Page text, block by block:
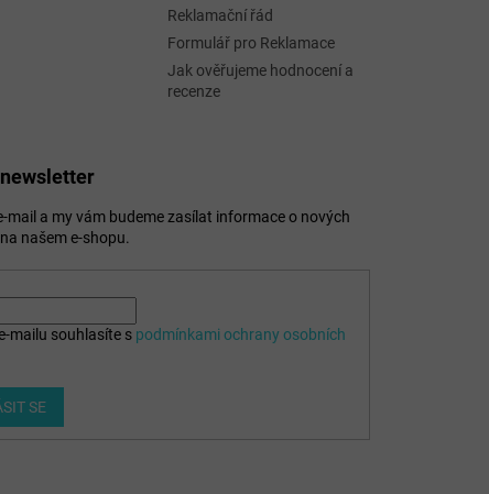
Reklamační řád
Formulář pro Reklamace
Jak ověřujeme hodnocení a
recenze
mail a my vám budeme zasílat informace o nových
našem e-shopu.
mailu souhlasíte s podmínkami ochrany osobních
SE